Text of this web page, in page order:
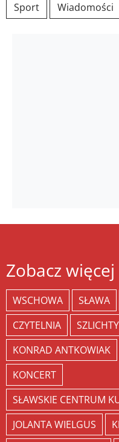
Sport Wiadomości
Zobacz więcej
WSCHOWA SŁAWA
CZYTELNIA
KONRAD ANTKOWIAK
KONCERT
SŁAWSKIE CENTRUM
JOLANTA WIELGUS